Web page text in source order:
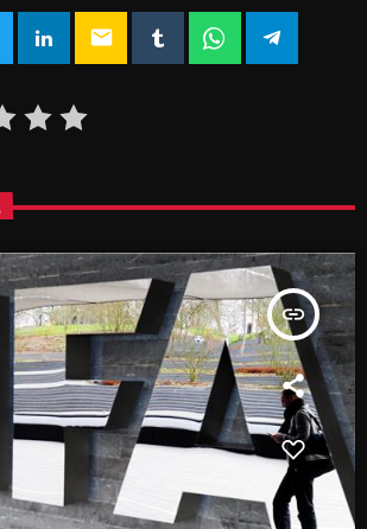
email
insert_link